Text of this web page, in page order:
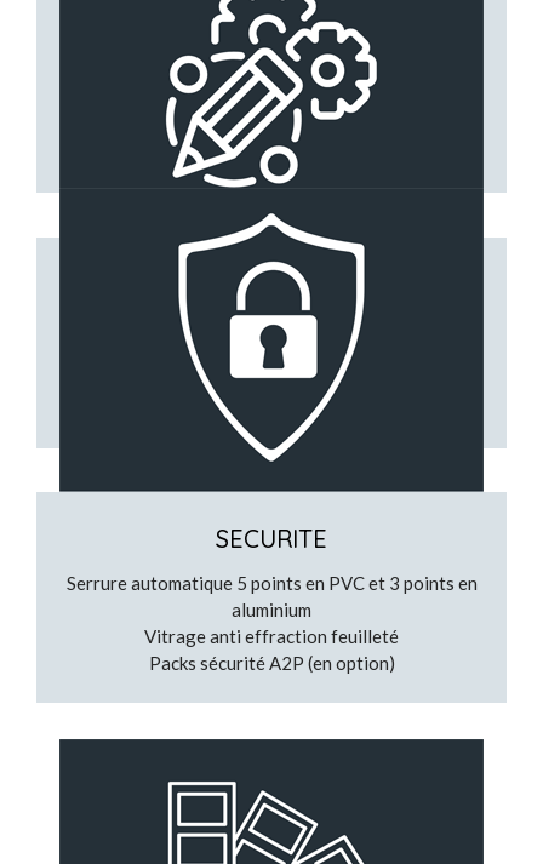
CARACTERISTIQUES
Dormant neuf ou rénovation
Seuil aluminium 20mm
Vitrage isolant 31mm
PVC ou aluminium
DESIGN
Possibilité de couleurs
Large choix de vitrages
Transparents ou dépolis
SECURITE
Serrure automatique 5 points en PVC et 3 points en
aluminium
Vitrage anti effraction feuilleté
Packs sécurité A2P (en option)